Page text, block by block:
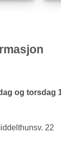
og torsdag
22